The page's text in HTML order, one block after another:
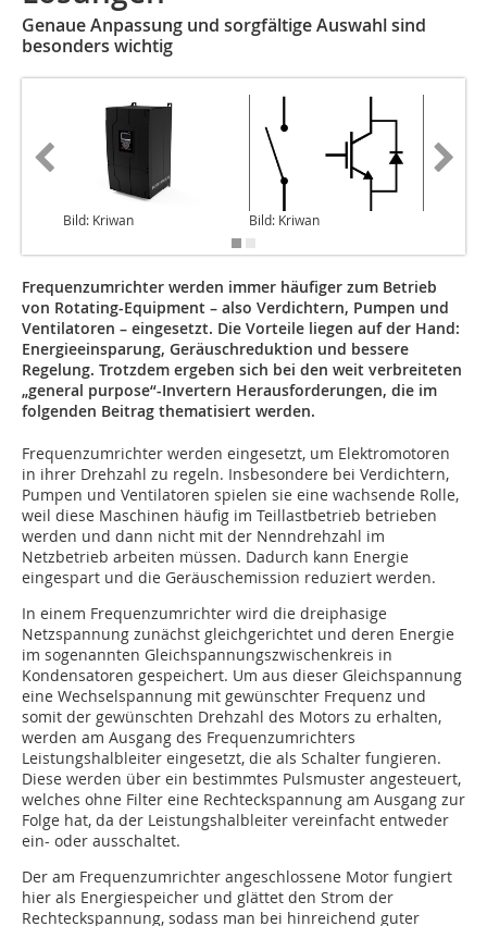
Genaue Anpassung und sorgfältige Auswahl sind
besonders wichtig
Bild: Kriwan Bild: Kriwan
Frequenzumrichter werden immer häufiger zum Betrieb
von Rotating-­Equipment – also Verdichtern, Pumpen und
Ventilatoren – eingesetzt. Die Vorteile liegen auf der Hand:
Energieeinsparung, Geräuschreduktion und bessere
Regelung. Trotzdem ergeben sich bei den weit verbreiteten
„general purpose“-Invertern Herausforderungen, die im
folgenden Beitrag thematisiert werden.
Frequenzumrichter werden eingesetzt, um Elektromotoren
in ihrer Drehzahl zu regeln. Insbesondere bei Verdichtern,
Pumpen und Ventilatoren spielen sie eine wachsende Rolle,
weil diese Maschinen häufig im Teillastbetrieb betrieben
werden und dann nicht mit der Nenndrehzahl im
Netzbetrieb arbeiten müssen. Dadurch kann Energie
eingespart und die Geräuschemission reduziert werden.
In einem Frequenzumrichter wird die dreiphasige
Netzspannung zunächst gleichgerichtet und deren Energie
im sogenannten Gleichspannungszwischenkreis in
Kondensatoren gespeichert. Um aus dieser Gleichspannung
eine Wechselspannung mit gewünschter Frequenz und
somit der gewünschten Drehzahl des Motors zu erhalten,
werden am Ausgang des Frequenzumrichters
Leistungshalbleiter eingesetzt, die als Schalter fungieren.
Diese werden über ein bestimmtes Pulsmuster angesteuert,
welches ohne Filter eine Rechteckspannung am Ausgang zur
Folge hat, da der Leistungshalbleiter vereinfacht entweder
ein- oder ausschaltet.
Der am Frequenzumrichter angeschlossene Motor fungiert
hier als Energiespeicher und glättet den Strom der
Rechteckspannung, sodass man bei hinreichend guter